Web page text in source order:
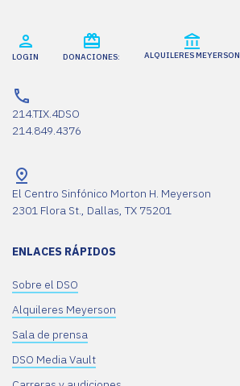
LOGIN DONACIONES: ALQUILERES MEYERSON
214.TIX.4DSO
214.849.4376
El Centro Sinfónico Morton H. Meyerson
2301 Flora St., Dallas, TX 75201
ENLACES RÁPIDOS
Sobre el DSO
Alquileres Meyerson
Sala de prensa
DSO Media Vault